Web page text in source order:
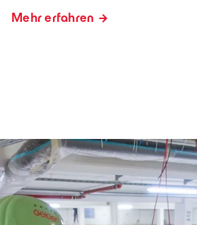
Mehr erfahren